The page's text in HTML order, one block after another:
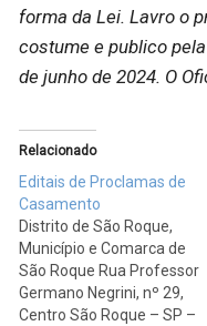
forma da Lei. Lavro o
costume e publico pela
de junho de 2024. O
Relacionado
Editais de Proclamas de
Casamento
Distrito de São Roque,
Município e Comarca de
São Roque Rua Professor
Germano Negrini, nº 29,
Centro São Roque – SP –